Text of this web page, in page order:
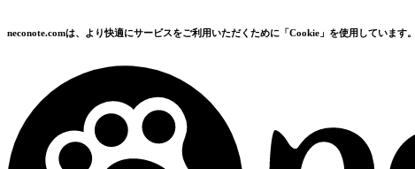
neconote.comは、より快適にサービスをご利用いただくために「Cookie」を使用しています。